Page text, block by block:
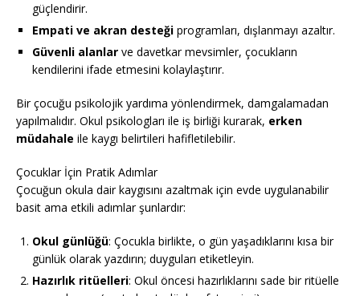
güçlendirir.
Empati ve akran desteği programları, dışlanmayı azaltır.
Güvenli alanlar ve davetkar mevsimler, çocukların
kendilerini ifade etmesini kolaylaştırır.
Bir çocuğu psikolojik yardıma yönlendirmek, damgalamadan
yapılmalıdır. Okul psikologları ile iş birliği kurarak, erken
müdahale ile kaygı belirtileri hafifletilebilir.
Çocuklar İçin Pratik Adımlar
Çocuğun okula dair kaygısını azaltmak için evde uygulanabilir
basit ama etkili adımlar şunlardır:
Okul günlüğü: Çocukla birlikte, o gün yaşadıklarını kısa bir
günlük olarak yazdırın; duyguları etiketleyin.
Hazırlık ritüelleri: Okul öncesi hazırlıklarını sade bir ritüelle